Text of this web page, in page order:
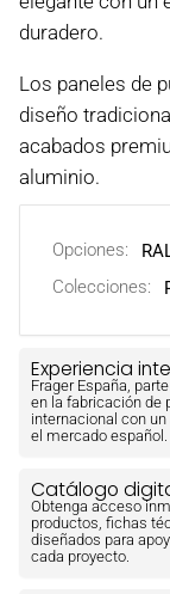
duradero.
Los paneles de
diseño
acabados
aluminio.
Opciones:
Colecciones:
Experiencia
Frager España,
en la fabricación de
internacional con
el mercado español.
Catálogo
Obtenga acceso
productos, fichas
diseñados para
cada proyecto.